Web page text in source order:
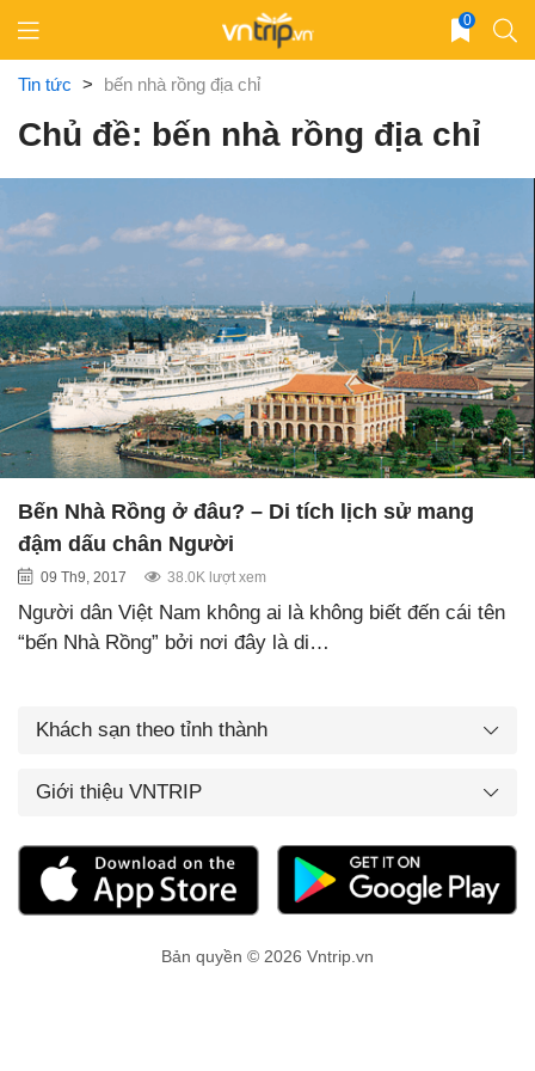
content
0
Tin tức > bến nhà rồng địa chỉ
Chủ đề: bến nhà rồng địa chỉ
Bến Nhà Rồng ở đâu? – Di tích lịch sử mang
đậm dấu chân Người
09 Th9, 2017 38.0K lượt xem
Người dân Việt Nam không ai là không biết đến cái tên
“bến Nhà Rồng” bởi nơi đây là di…
Khách sạn theo tỉnh thành
Giới thiệu VNTRIP
Bản quyền © 2026 Vntrip.vn